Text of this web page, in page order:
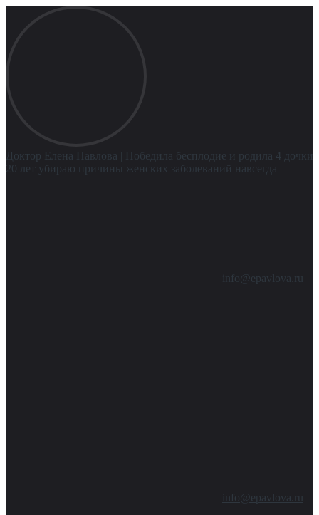
Доктор Елена Павлова
| Победила бесплодие и родила 4 дочки
20 лет убираю причины женских заболеваний навсегда
info@epavlova.ru
info@epavlova.ru